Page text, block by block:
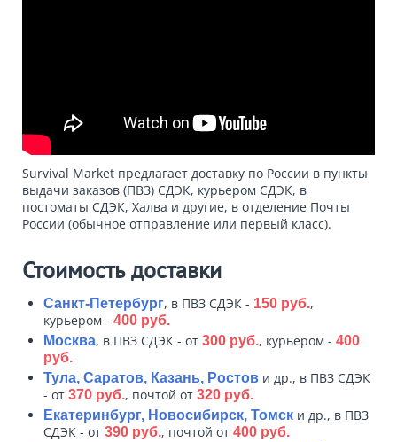
Survival Market предлагает доставку по России в пункты
выдачи заказов (ПВЗ) СДЭК, курьером СДЭК, в
постоматы СДЭК, Халва и другие, в отделение Почты
России (обычное отправление или первый класс).
Стоимость доставки
Санкт-Петербург, в ПВЗ СДЭК - 150 руб.,
курьером - 400 руб.
Москва, в ПВЗ СДЭК - от 300 руб., курьером - 400
руб.
Тула, Саратов, Казань, Ростов и др., в ПВЗ СДЭК
- от 370 руб., почтой от 320 руб.
Екатеринбург, Новосибирск, Томск и др., в ПВЗ
СДЭК - от 390 руб., почтой от 400 руб.